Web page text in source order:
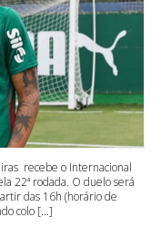
recebe o Internacional
22ª rodada. O duelo será
das 16h (horário de
colo [...]